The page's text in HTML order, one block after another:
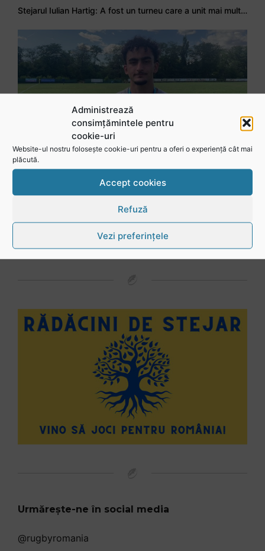
Administrează
consimțămintele pentru
cookie-uri
Website-ul nostru folosește cookie-uri pentru a oferi o experiență cât mai
plăcută.
Accept cookies
Refuză
Vezi preferințele
Stejarul Iulian Hartig: A fost un turneu care a unit mai mult echipa
Mohamed Salhi, vicecampion național juniori I: Rugby-ul te învață să accepți și înfrângerile
Vezi toate videoclipurile
Urmărește-ne în social media
@rugbyromania